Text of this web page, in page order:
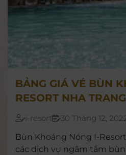
BẢNG GIÁ VÉ BÙN
RESORT NHA
i-resort 30 Tháng 12,
Bùn Khoáng Nóng I-
các dịch vụ ngâm tắm